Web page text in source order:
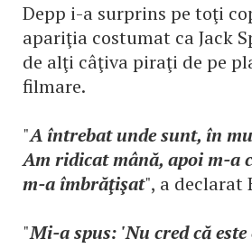
Depp i-a surprins pe toţi
apariţia costumat ca Jack
de alţi câţiva piraţi de pe
filmare.
"A întrebat unde sunt, în
Am ridicat mână, apoi m-a
m-a îmbrăţişat", a declarat
"Mi-a spus: 'Nu cred că este